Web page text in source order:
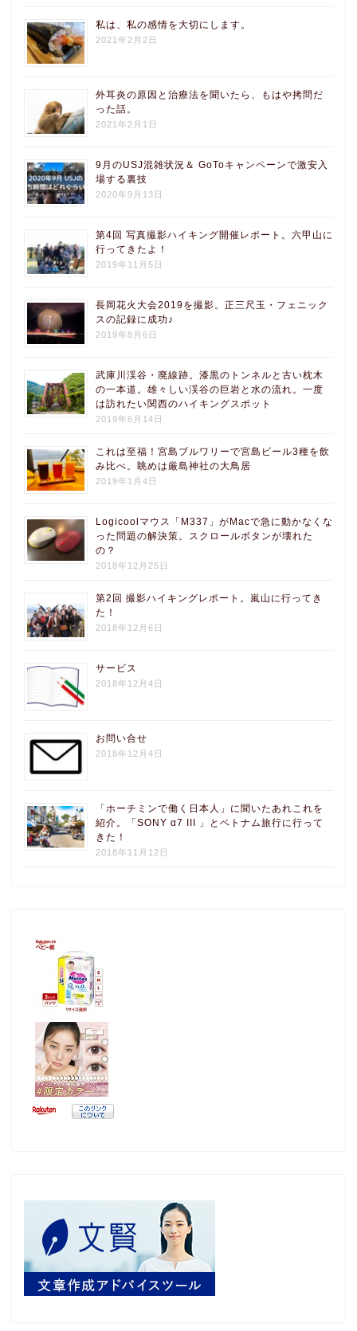
私は、私の感情を大切にします。
2021年2月2日
外耳炎の原因と治療法を聞いたら、もはや拷問だ
った話。
2021年2月1日
9月のUSJ混雑状況＆ GoToキャンペーンで激安入
場する裏技
2020年9月13日
第4回 写真撮影ハイキング開催レポート。六甲山に
行ってきたよ！
2019年11月5日
長岡花火大会2019を撮影。正三尺玉・フェニック
スの記録に成功♪
2019年8月6日
武庫川渓谷・廃線跡。漆黒のトンネルと古い枕木
の一本道。雄々しい渓谷の巨岩と水の流れ。一度
は訪れたい関西のハイキングスポット
2019年6月14日
これは至福！宮島ブルワリーで宮島ビール3種を飲
み比べ。眺めは厳島神社の大鳥居
2019年1月4日
Logicoolマウス「M337」がMacで急に動かなくな
った問題の解決策。スクロールボタンが壊れた
の？
2018年12月25日
第2回 撮影ハイキングレポート。嵐山に行ってき
た！
2018年12月6日
サービス
2018年12月4日
お問い合せ
2018年12月4日
「ホーチミンで働く日本人」に聞いたあれこれを
紹介。「SONY α7 III 」とベトナム旅行に行って
きた！
2018年11月12日